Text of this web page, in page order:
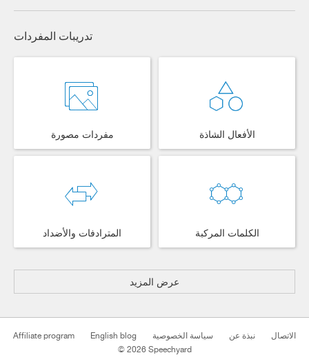
تدريبات المفردات
مفردات مصورة الأفعال الشاذة
المترادفات والأضداد الكلمات المركبة
عرض المزيد
Affiliate program English blog سياسة الخصوصية نبذة عن
الاتصال
© 2026 Speechyard